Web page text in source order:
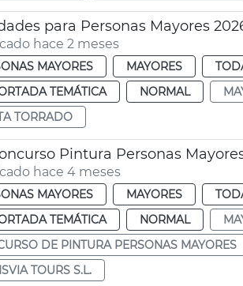
para Personas Mayores
hace 2 meses
MAYORES MAYORES
TEMÁTICA
NORMAL
TORRADO
Pintura Personas
hace 4 meses
MAYORES MAYORES
TEMÁTICA
NORMAL
DE PINTURA PERSONAS MAYORES
TOURS S.L.